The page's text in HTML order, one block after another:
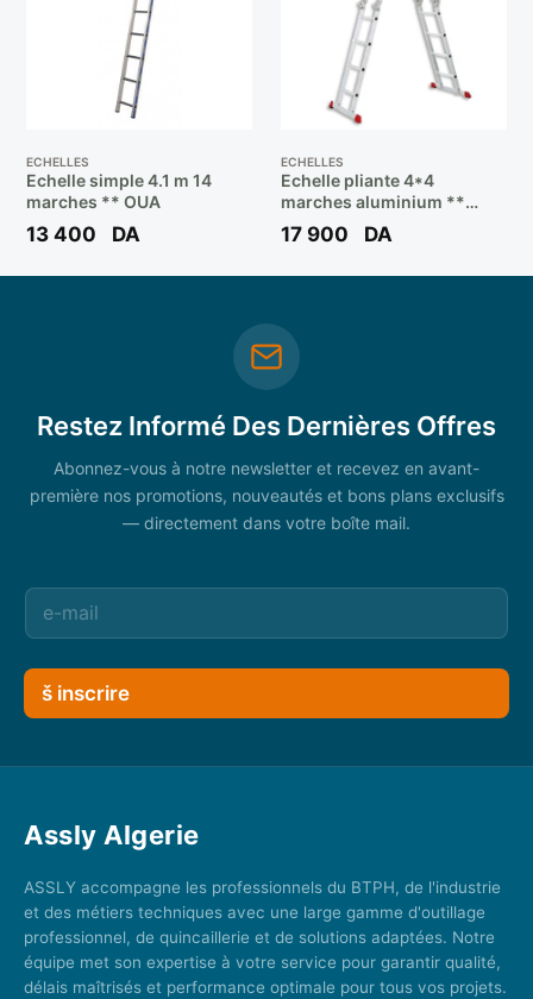
ECHELLES
Echelle simple 4.1 m 14
marches ** OUA
13 400 DA
ECHELLES
Echelle pliante 4*4
marches aluminium **
ECH-PLUS
17 900 DA
Restez Informé Des Dernières Offres
Abonnez-vous à notre newsletter et recevez en avant-
première nos promotions, nouveautés et bons plans exclusifs
— directement dans votre boîte mail.
š inscrire
Assly Algerie
ASSLY accompagne les professionnels du BTPH, de l'industrie
et des métiers techniques avec une large gamme d'outillage
professionnel, de quincaillerie et de solutions adaptées. Notre
équipe met son expertise à votre service pour garantir qualité,
délais maîtrisés et performance optimale pour tous vos projets.